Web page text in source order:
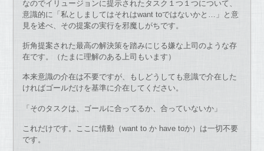
なのでイリュージョンに提示されたタスク１つ１つについて、
意識的に「私としましてはそれはwant toではないかと…」と意
見を述べ、その提案の実行を邪魔しがちです。
折角提案された最高の解決策を踏みにじる嫌な上司のような存
在です。（たまに理解のある上司もいます）
本来意識の介在は不要ですが、もしどうしても意識で介在した
ければゴールだけを基準に介在してください。
「そのタスクは、ゴールに合ってるか、合っていないか」
これだけです。ここに情動（want to か have toか）は一切不要
です。